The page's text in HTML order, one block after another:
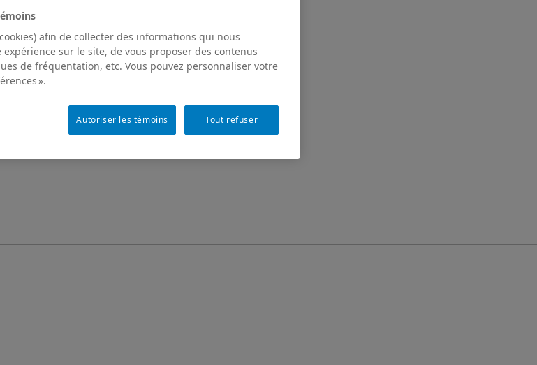
afin de collecter des informations qui nous
sur le site, de vous proposer des contenus
de fréquentation, etc. Vous pouvez personnaliser votre
».
Tout refuser
Autoriser les témoins